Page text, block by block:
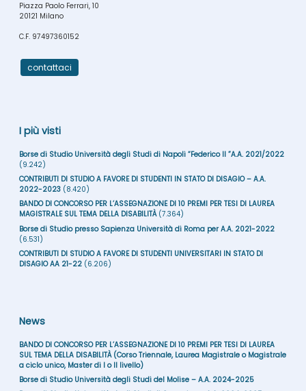
Piazza Paolo Ferrari, 10
20121 Milano
C.F. 97497360152
contattaci
I più visti
Borse di Studio Università degli Studi di Napoli “Federico II ”A.A. 2021/2022
(9.242)
CONTRIBUTI DI STUDIO A FAVORE DI STUDENTI IN STATO DI DISAGIO – A.A.
2022-2023 (8.420)
BANDO DI CONCORSO PER L’ASSEGNAZIONE DI 10 PREMI PER TESI DI LAUREA
MAGISTRALE SUL TEMA DELLA DISABILITÀ (7.364)
Borse di Studio presso Sapienza Università di Roma per A.A. 2021-2022
(6.531)
CONTRIBUTI DI STUDIO A FAVORE DI STUDENTI UNIVERSITARI IN STATO DI
DISAGIO AA 21-22 (6.206)
News
BANDO DI CONCORSO PER L’ASSEGNAZIONE DI 10 PREMI PER TESI DI LAUREA
SUL TEMA DELLA DISABILITÀ (Corso Triennale, Laurea Magistrale o Magistrale
a ciclo unico, Master di I o II livello)
Borse di Studio Università degli Studi del Molise – A.A. 2024-2025